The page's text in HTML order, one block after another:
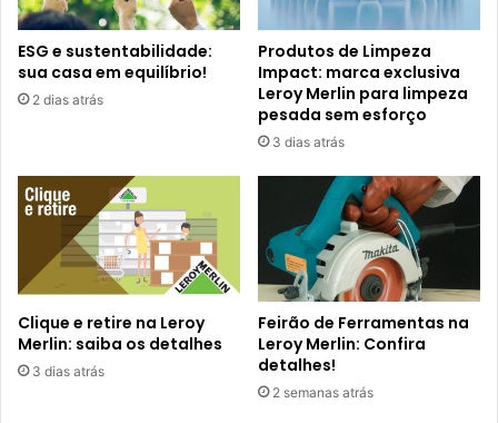
ESG e sustentabilidade:
sua casa em equilíbrio!
2 dias atrás
Produtos de Limpeza
Impact: marca exclusiva
Leroy Merlin para limpeza
pesada sem esforço
3 dias atrás
Clique e retire na Leroy
Merlin: saiba os detalhes
3 dias atrás
Feirão de Ferramentas na
Leroy Merlin: Confira
detalhes!
2 semanas atrás